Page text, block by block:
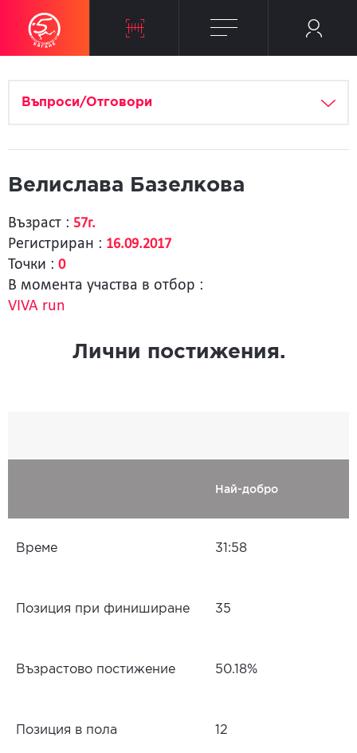
Въпроси/Отговори
Велислава Базелкова
Възраст : 57г.
Регистриран : 16.09.2017
Точки : 0
В момента участва в отбор :
VIVA run
Лични постижения.
Най-добро
Време 31:58
Позиция при финиширане 35
Възрастово постижение 50.18%
Позиция в пола 12